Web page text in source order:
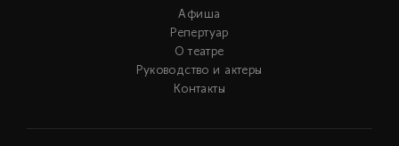
Афиша
Репертуар
О театре
Руководство и актеры
Контакты